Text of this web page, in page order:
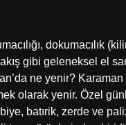
dokumacılık
gibi geleneksel el
ne yenir?
olarak yenir. Özel
batırik, zerde ve